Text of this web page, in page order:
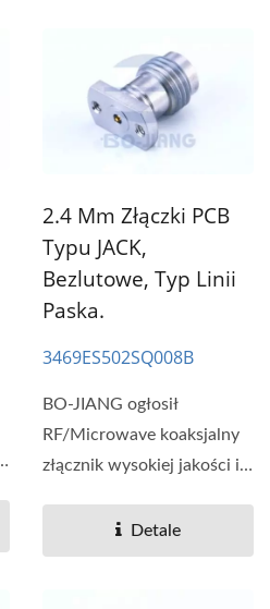
2.4 Mm Złączki PCB
Typu JACK,
Bezlutowe, Typ Linii
Paska.
3469ES502SQ008B
BO-JIANG ogłosił
RF/Microwave koaksjalny
złącznik wysokiej jakości i
Detale